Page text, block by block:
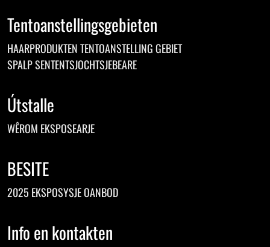
Tentoanstellingsgebieten
HAARPRODUKTEN TENTOANSTELLING GEBIET
SPALP SENTENTSJOCHTSJEBEARE
Útstalle
WÊROM EKSPOSEARJE
BESITE
2025 EKSPOSYSJE OANBOD
Info en kontakten